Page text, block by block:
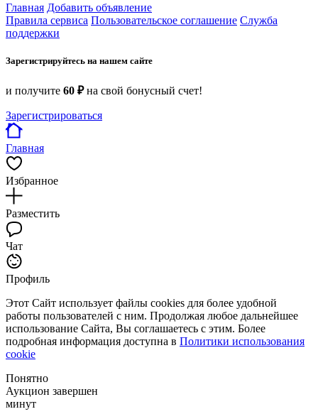
Главная Добавить объявление
Правила сервиса Пользовательское соглашение Служба
поддержки
Зарегистрируйтесь на нашем сайте
и получите 60 ₽на свой бонусный счет!
Зарегистрироваться
Главная
Избранное
Разместить
Чат
Профиль
Этот Сайт использует файлы cookies для более удобной
работы пользователей с ним. Продолжая любое дальнейшее
использование Сайта, Вы соглашаетесь с этим. Более
подробная информация доступна в Политики использования
cookie
Понятно
Аукцион завершен
минут